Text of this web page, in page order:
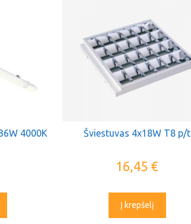
4000K
Šviestuvas 4x18W T8 p/t
16,45 €
Į krepšelį